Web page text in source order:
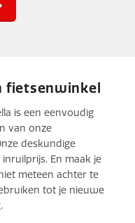
fietsenwinkel
is een eenvoudig
van onze
deskundige
En maak je
meteen achter te
tot je nieuwe